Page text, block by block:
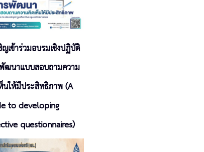
ญเข้าร่วมอบรมเชิงปฏิบัติ
ฒนาแบบสอบถามความ
นให้มีประสิทธิภาพ (A
to developing
questionnaires)